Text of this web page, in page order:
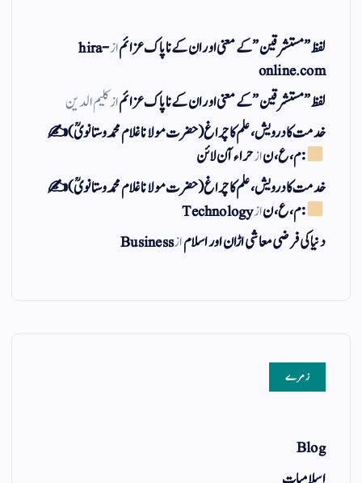
لفظ ” مستشرقین ” کے معنی اور ان کے نا پاک عزائمازhira-
online.com
لفظ ” مستشرقین ” کے معنی اور ان کے نا پاک عزائمازکلیم الدین
خدمت کا درویش، علم کا چراغ(حضرت مولانا غلام محمد وستانویؒ)✍
: م ، ع ، نازحراء آن لائن
خدمت کا درویش، علم کا چراغ(حضرت مولانا غلام محمد وستانویؒ)✍
: م ، ع ، نازTechnology
دنیا کی فرضی معاشی اڑان اور اسلامازBusiness
زمرے
Blog